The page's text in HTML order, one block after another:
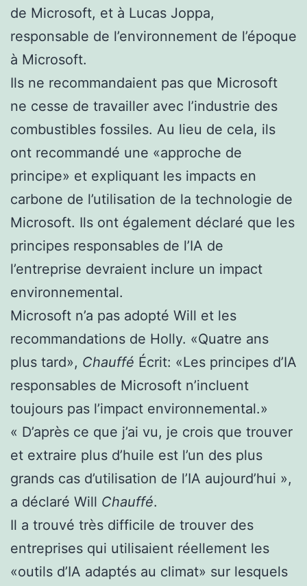
de Microsoft, et à Lucas Joppa,
responsable de l’environnement de l’époque
à Microsoft.
Ils ne recommandaient pas que Microsoft
ne cesse de travailler avec l’industrie des
combustibles fossiles. Au lieu de cela, ils
ont recommandé une «approche de
principe» et expliquant les impacts en
carbone de l’utilisation de la technologie de
Microsoft. Ils ont également déclaré que les
principes responsables de l’IA de
l’entreprise devraient inclure un impact
environnemental.
Microsoft n’a pas adopté Will et les
recommandations de Holly. «Quatre ans
plus tard», Chauffé Écrit: «Les principes d’IA
responsables de Microsoft n’incluent
toujours pas l’impact environnemental.»
« D’après ce que j’ai vu, je crois que trouver
et extraire plus d’huile est l’un des plus
grands cas d’utilisation de l’IA aujourd’hui »,
a déclaré Will Chauffé.
Il a trouvé très difficile de trouver des
entreprises qui utilisaient réellement les
«outils d’IA adaptés au climat» sur lesquels